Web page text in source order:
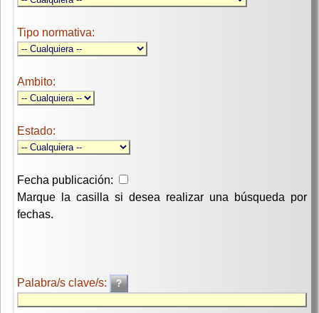
Tipo normativa:
Ambito:
Estado:
Fecha publicación:
Marque la casilla si desea realizar una búsqueda por
fechas.
Palabra/s clave/s: